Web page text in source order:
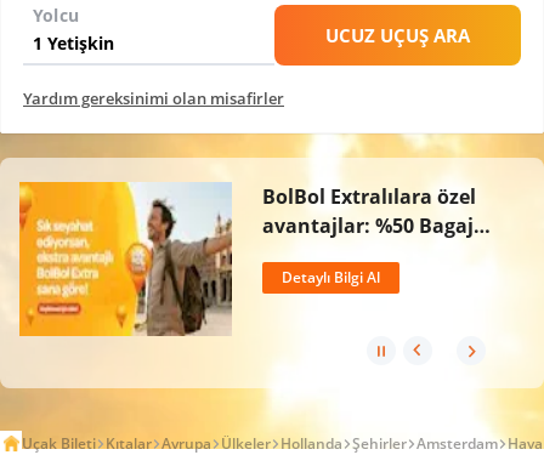
Yolcu
UCUZ UÇUŞ ARA
Yardım gereksinimi olan misafirler
BolBol Extralılara özel
avantajlar: %50 Bagaj
Hakkı ve 2 Kat BolPuan!
Detaylı Bilgi Al
Uçak Bileti Kıtalar Avrupa Ülkeler Hollanda Şehirler Amsterdam